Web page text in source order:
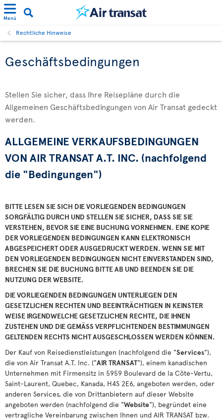
Menü
Rechtliche Hinweise
Geschäftsbedingungen
Stellen Sie sicher, dass Ihre Reisepläne durch die
Allgemeinen Geschäftsbedingungen von Air Transat gedeckt
werden.
ALLGEMEINE VERKAUFSBEDINGUNGEN
VON AIR TRANSAT A.T. INC. (nachfolgend
die "Bedingungen")
BITTE LESEN SIE SICH DIE VORLIEGENDEN BEDINGUNGEN
SORGFÄLTIG DURCH UND STELLEN SIE SICHER, DASS SIE SIE
VERSTEHEN, BEVOR SIE EINE BUCHUNG VORNEHMEN. EINE KOPIE
DER VORLIEGENDEN BEDINGUNGEN KANN ELEKTRONISCH
ABGESPEICHERT ODER AUSGEDRUCKT WERDEN. WENN SIE MIT
DEN VORLIEGENDEN BEDINGUNGEN NICHT EINVERSTANDEN SIND,
BRECHEN SIE DIE BUCHUNG BITTE AB UND BEENDEN SIE DIE
NUTZUNG DER WEBSITE.
DIE VORLIEGENDEN BEDINGUNGEN UNTERLIEGEN DEN
GESETZLICHEN RECHTEN UND BEEINTRÄCHTIGEN IN KEINSTER
WEISE IRGENDWELCHE GESETZLICHEN RECHTE, DIE IHNEN
ZUSTEHEN UND DIE GEMÄSS VERPFLICHTENDEN BESTIMMUNGEN
GELTENDEN RECHTS NICHT AUSGESCHLOSSEN WERDEN KÖNNEN.
Der Kauf von Reisedienstleistungen (nachfolgend die "Services"),
die von Air Transat A.T. Inc. ("AIR TRANSAT"), einem kanadischen
Unternehmen mit Firmensitz in 5959 Boulevard de la Côte-Vertu,
Saint-Laurent, Quebec, Kanada, H4S 2E6, angeboten werden, oder
anderen Services, die von Drittanbietern auf dieser Website
angeboten werden (nachfolgend die "Website"), begründet eine
vertragliche Vereinbarung zwischen Ihnen und AIR TRANSAT bzw.